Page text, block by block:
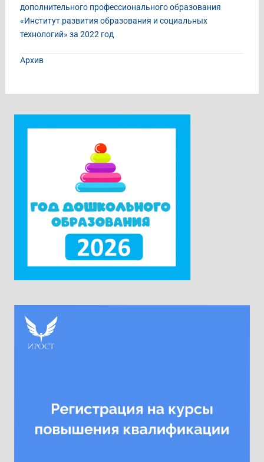
дополнительного профессионального образования
«Институт развития образования и социальных
технологий» за 2022 год
Архив